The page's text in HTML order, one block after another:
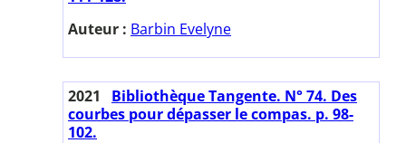
Auteur : Barbin Evelyne
2021
Bibliothèque Tangente. N° 74. Des
courbes pour dépasser le compas. p. 98-
102.